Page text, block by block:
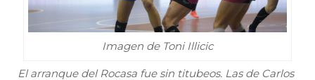
Imagen de Toni Illicic
El arranque del Rocasa fue sin titubeos. Las de Carlos